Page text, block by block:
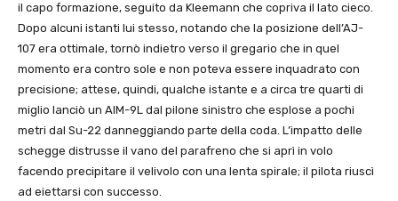
il capo formazione, seguito da Kleemann che copriva il lato cieco.
Dopo alcuni istanti lui stesso, notando che la posizione dell’AJ-
107 era ottimale, tornò indietro verso il gregario che in quel
momento era contro sole e non poteva essere inquadrato con
precisione; attese, quindi, qualche istante e a circa tre quarti di
miglio lanciò un AIM-9L dal pilone sinistro che esplose a pochi
metri dal Su-22 danneggiando parte della coda. L’impatto delle
schegge distrusse il vano del parafreno che si aprì in volo
facendo precipitare il velivolo con una lenta spirale; il pilota riuscì
ad eiettarsi con successo.